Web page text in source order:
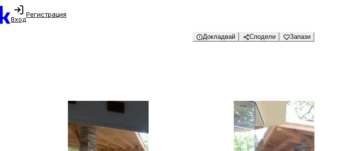
Вход
Регистрация
Докладвай Сподели Запази